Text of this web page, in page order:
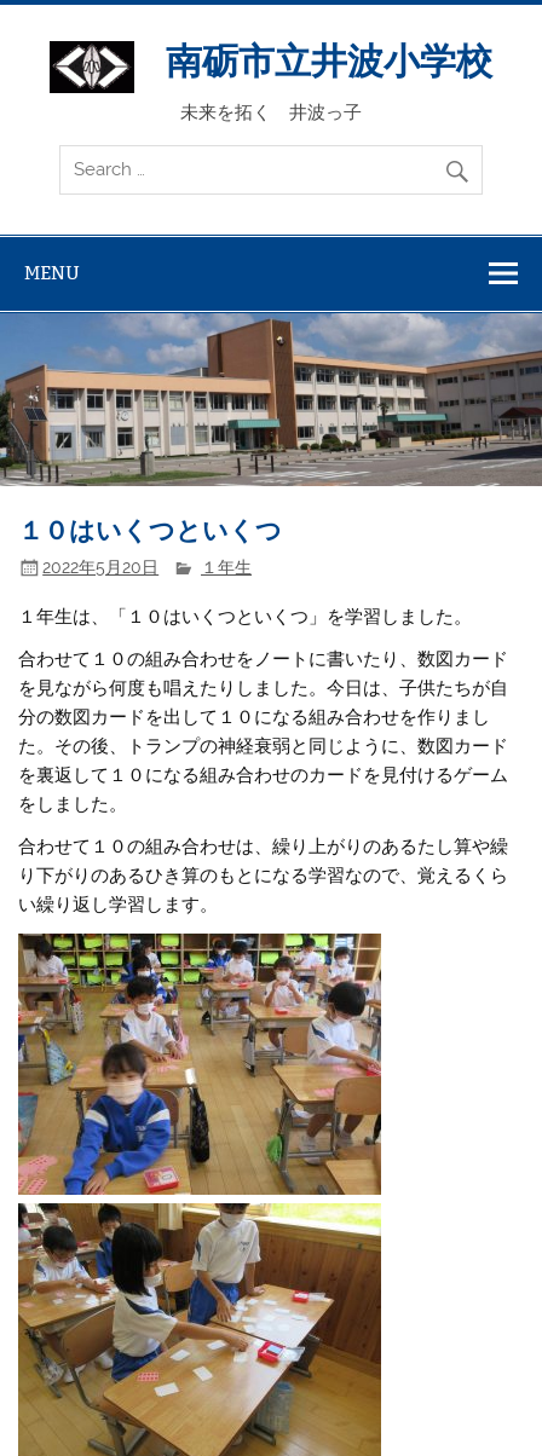
Skip
content
南砺市立井波小学校
未来を拓く 井波っ子
MENU
１０はいくつといくつ
2022年5月20日 １年生
１年生は、「１０はいくつといくつ」を学習しました。
合わせて１０の組み合わせをノートに書いたり、数図カード
を見ながら何度も唱えたりしました。今日は、子供たちが自
分の数図カードを出して１０になる組み合わせを作りまし
た。その後、トランプの神経衰弱と同じように、数図カード
を裏返して１０になる組み合わせのカードを見付けるゲーム
をしました。
合わせて１０の組み合わせは、繰り上がりのあるたし算や繰
り下がりのあるひき算のもとになる学習なので、覚えるくら
い繰り返し学習します。